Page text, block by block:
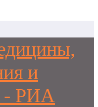
и
- РИА